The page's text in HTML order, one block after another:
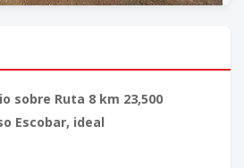
sobre Ruta 8 km 23,500
Escobar, ideal